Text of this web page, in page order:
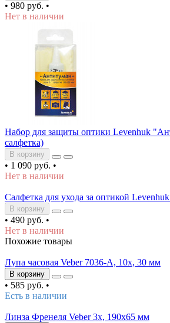
• 980 руб. •
Нет в наличии
Набор для защиты оптики Levenhuk
салфетка)
В корзину
• 1 090 руб. •
Нет в наличии
Салфетка для ухода за оптикой
В корзину
• 490 руб. •
Нет в наличии
Похожие товары
Лупа часовая Veber 7036-A, 10x, 30 мм
В корзину
• 585 руб. •
Есть в наличии
Линза Френеля Veber 3x, 190x65 мм